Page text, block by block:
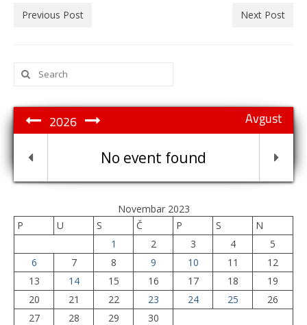
Previous Post Next Post
Search
for:
Avgust
2026
No event found
Novembar 2023
P
U S Č P S
N
1
2 3 4
5
6
7 8 9 10 11
12
13
14 15 16 17 18
19
20
21 22 23 24 25
26
27
28 29
30